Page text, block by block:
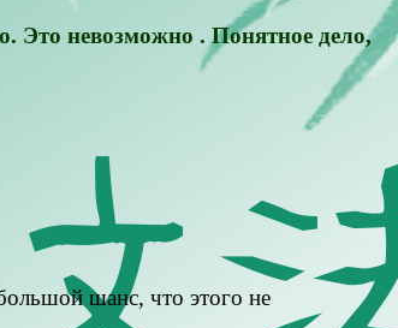
Это невозможно . Понятное дело,
шанс, что этого не